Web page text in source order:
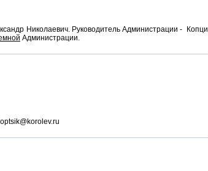
Николаевич. Руководитель Администрации -
Администрации.